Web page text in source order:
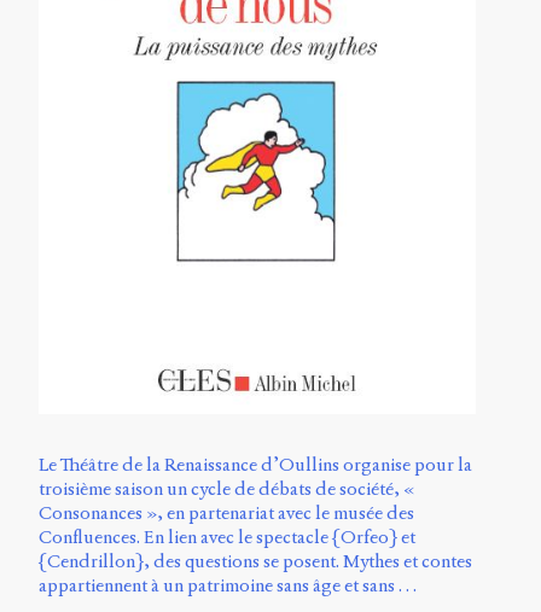
Le Théâtre de la Renaissance d’Oullins organise pour la
troisième saison un cycle de débats de société, «
Consonances », en partenariat avec le musée des
Confluences. En lien avec le spectacle {Orfeo} et
{Cendrillon}, des questions se posent. Mythes et contes
appartiennent à un patrimoine sans âge et sans …